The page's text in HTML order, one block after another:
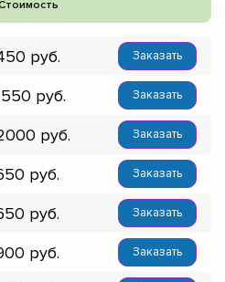
Заказать
Заказать
Заказать
Заказать
Заказать
Заказать